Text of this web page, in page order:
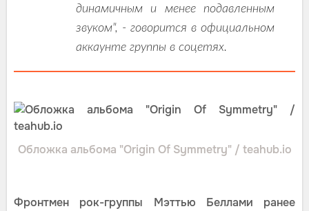
динамичным и менее подавленным
звуком", - говорится в официальном
аккаунте группы в соцетях.
Обложка альбома "Origin Of Symmetry" / teahub.io
Фронтмен рок-группы Мэттью Беллами ранее